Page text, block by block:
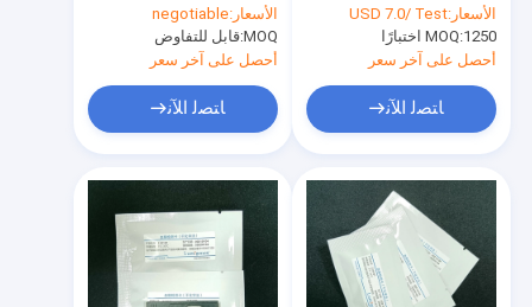
الأسعار:negotiable
MOQ: قابل للتفاوض
أحصل على آخر سعر
ﺎﺘﺼﻟ ﺍﻶﻧ
الأسعار:USD 7.0/ Test
MOQ:1250 اختبارًا
أحصل على آخر سعر
ﺎﺘﺼﻟ ﺍﻶﻧ